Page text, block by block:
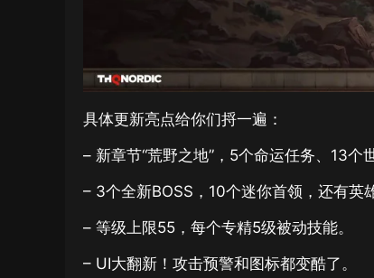
具体更新亮点给你们捋一遍：
– 新章节“荒野之地”，5个命运任务、13个
– 3个全新BOSS，10个迷你首领，还有英
– 等级上限55，每个专精5级被动技能。
– UI大翻新！攻击预警和图标都变酷了。